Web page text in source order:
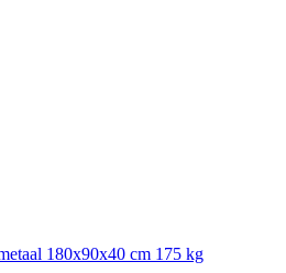
180x90x40 cm 175 kg